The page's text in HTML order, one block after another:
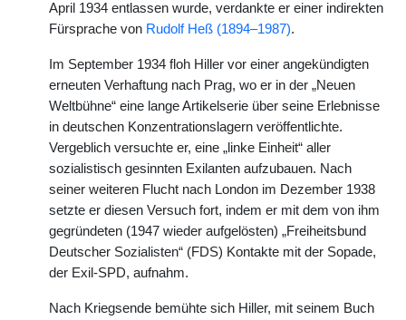
April 1934 entlassen wurde, verdankte er einer indirekten
Fürsprache von Rudolf Heß (1894–1987).
Im September 1934 floh Hiller vor einer angekündigten
erneuten Verhaftung nach Prag, wo er in der „Neuen
Weltbühne“ eine lange Artikelserie über seine Erlebnisse
in deutschen Konzentrationslagern veröffentlichte.
Vergeblich versuchte er, eine „linke Einheit“ aller
sozialistisch gesinnten Exilanten aufzubauen. Nach
seiner weiteren Flucht nach London im Dezember 1938
setzte er diesen Versuch fort, indem er mit dem von ihm
gegründeten (1947 wieder aufgelösten) „Freiheitsbund
Deutscher Sozialisten“ (FDS) Kontakte mit der Sopade,
der Exil-SPD, aufnahm.
Nach Kriegsende bemühte sich Hiller, mit seinem Buch